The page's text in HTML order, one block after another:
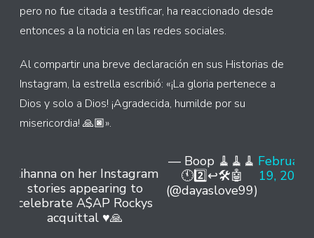
pero no fue citada a testificar, ha reaccionado desde
entonces a la noticia en las redes sociales.
Al compartir una breve declaración en sus Historias de
Instagram, la estrella escribió: «¡La gloria pertenece a
Dios y solo a Dios! ¡Agradecida, humilde por su
misericordia! 🙏🏿».
Rihanna on her Instagram
stories appearing to
celebrate A$AP Rockys
acquittal ♥️🙏
— Boop 🧹🧹🧹
🕚2️⃣↩️🛠️🤖
(@dayaslove99)
February
19, 2025